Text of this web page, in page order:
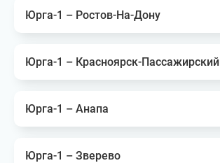
Юрга-1 – Ростов-На-Дону
Юрга-1 – Красноярск-Пассажирский
Юрга-1 – Анапа
Юрга-1 – Зверево